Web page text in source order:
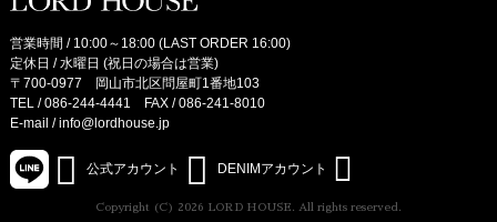
営業時間 / 10:00～18:00 (LAST ORDER 16:00)
定休日 / 水曜日 (祝日の場合は営業)
〒700-0977 岡山市北区問屋町1番地103
TEL /086-244-4441 FAX / 086-241-8010
E-mail /info@lordhouse.jp
公式アカウント DENIMアカウント
Copyright (C) 2026 LORD HOUSE. All rights reserved.